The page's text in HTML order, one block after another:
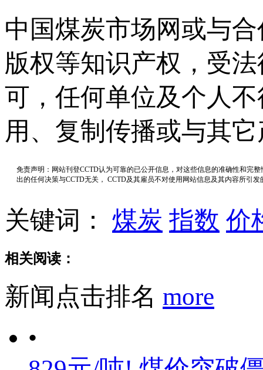
中国煤炭市场网或与
版权等知识产权，受
可，任何单位及个人
用、复制传播或与其
免责声明：网站刊登CCTD认为可靠的已公开信息，对这些信息的准确性和完
出的任何决策与CCTD无关， CCTD及其雇员不对使用网站信息及其内容所引
关键词： 煤炭 指数 价
相关阅读：
新闻点击排名 more
•